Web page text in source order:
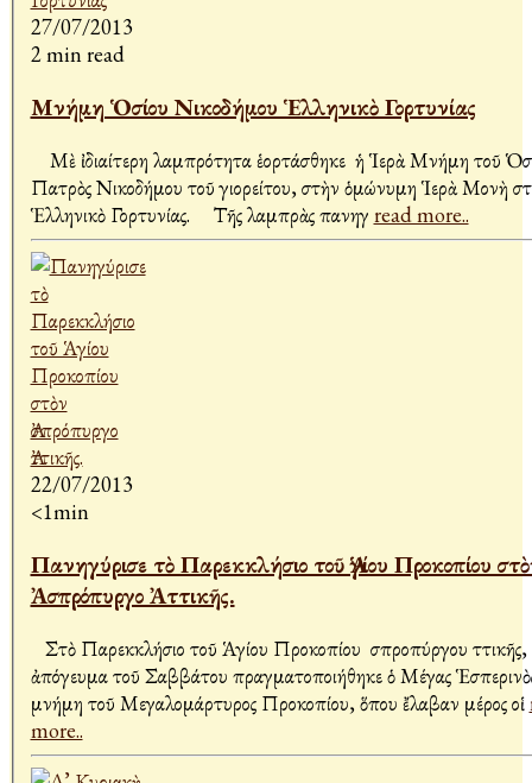
27/07/2013
2 min read
Μνήμη Ὁσίου Νικοδήμου Ἑλληνικὸ Γορτυνίας
Μὲ ἰδιαίτερη λαμπρότητα ἑορτάσθηκε ἡ Ἱερὰ Μνήμη τοῦ
Πατρὸς Νικοδήμου τοῦ Ἀγιορείτου, στὴν ὁμώνυμη Ἱερὰ Μονὴ
Ἑλληνικὸ Γορτυνίας. Τῆς λαμπρὰς πανηγ read more..
22/07/2013
<1min
Πανηγύρισε τὸ Παρεκκλήσιο τοῦ Ἁγίου Προκοπίου
Ἀσπρόπυργο Ἀττικῆς.
Στὸ Παρεκκλήσιο τοῦ Ἁγίου Προκοπίου Ἀσπροπύργου Ἀττικῆς,
ἀπόγευμα τοῦ Σαββάτου πραγματοποιήθηκε ὁ Μέγας
μνήμη τοῦ Μεγαλομάρτυρος Προκοπίου, ὅπου ἔλαβαν μέρος οἱ
more..